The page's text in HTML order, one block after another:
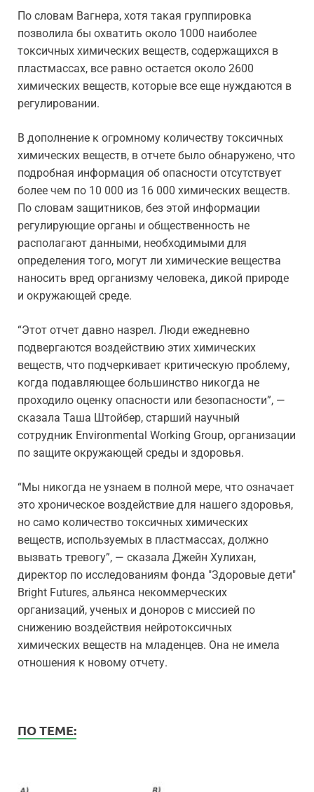
По словам Вагнера, хотя такая группировка
позволила бы охватить около 1000 наиболее
токсичных химических веществ, содержащихся в
пластмассах, все равно остается около 2600
химических веществ, которые все еще нуждаются в
регулировании.
В дополнение к огромному количеству токсичных
химических веществ, в отчете было обнаружено, что
подробная информация об опасности отсутствует
более чем по 10 000 из 16 000 химических веществ.
По словам защитников, без этой информации
регулирующие органы и общественность не
располагают данными, необходимыми для
определения того, могут ли химические вещества
наносить вред организму человека, дикой природе
и окружающей среде.
“Этот отчет давно назрел. Люди ежедневно
подвергаются воздействию этих химических
веществ, что подчеркивает критическую проблему,
когда подавляющее большинство никогда не
проходило оценку опасности или безопасности”, —
сказала Таша Штойбер, старший научный
сотрудник Environmental Working Group, организации
по защите окружающей среды и здоровья.
“Мы никогда не узнаем в полной мере, что означает
это хроническое воздействие для нашего здоровья,
но само количество токсичных химических
веществ, используемых в пластмассах, должно
вызвать тревогу”, — сказала Джейн Хулихан,
директор по исследованиям фонда "Здоровые дети"
Bright Futures, альянса некоммерческих
организаций, ученых и доноров с миссией по
снижению воздействия нейротоксичных
химических веществ на младенцев. Она не имела
отношения к новому отчету.
ПО ТЕМЕ: